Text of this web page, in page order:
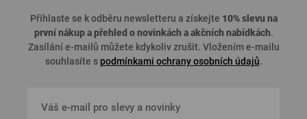
Přihlaste se k odběru newsletteru a získejte 10% slevu na
první nákup a přehled o novinkách a akčních nabídkách.
Zasílání e-mailů můžete kdykoliv zrušit. Vložením e-mailu
souhlasíte s podmínkami ochrany osobních údajů.